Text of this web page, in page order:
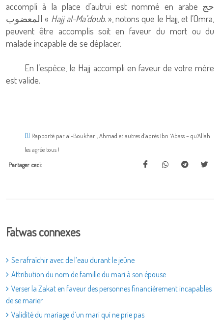
accompli à la place d’autrui est nommé en arabe حج
المعضوب « Hajj al-Ma’doub. », notons que le Hajj, et l’Omra,
peuvent être accomplis soit en faveur du mort ou du
malade incapable de se déplacer.
En l’espèce, le Hajj accompli en faveur de votre mère
est valide.
[1] Rapporté par al-Boukhari, Ahmad et autres d’après Ibn ‘Abass – qu’Allah
les agrée tous !
Partager ceci:
Fatwas connexes
Se rafraîchir avec de l’eau durant le jeûne
Attribution du nom de famille du mari à son épouse
Verser la Zakat en faveur des personnes financièrement incapables
de se marier
Validité du mariage d’un mari qui ne prie pas